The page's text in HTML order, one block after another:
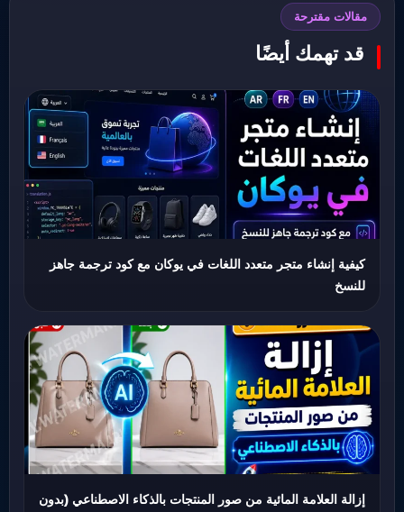
مقالات مقترحة
قد تهمك أيضًا
كيفية إنشاء متجر متعدد اللغات في يوكان مع كود ترجمة جاهز
للنسخ
إزالة العلامة المائية من صور المنتجات بالذكاء الاصطناعي (بدون